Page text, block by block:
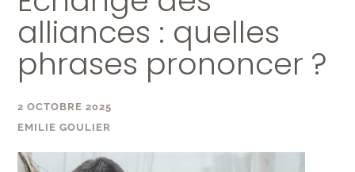
alliances : quelles
phrases prononcer ?
2 OCTOBRE 2025
EMILIE GOULIER